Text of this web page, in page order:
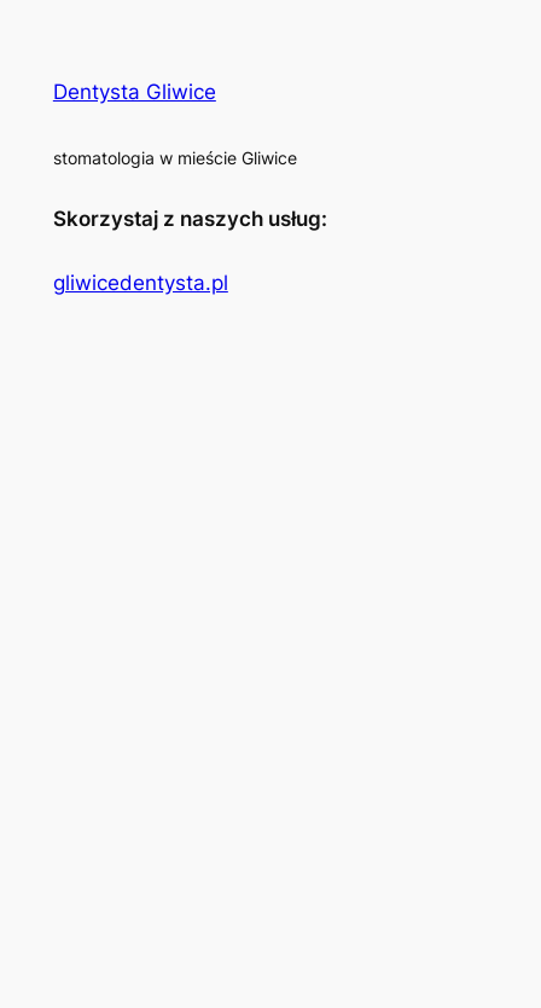
Dentysta Gliwice
stomatologia w mieście Gliwice
Skorzystaj z naszych usług:
gliwicedentysta.pl